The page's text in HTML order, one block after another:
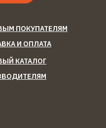
ПОКУПАТЕЛЯМ
И ОПЛАТА
КАТАЛОГ